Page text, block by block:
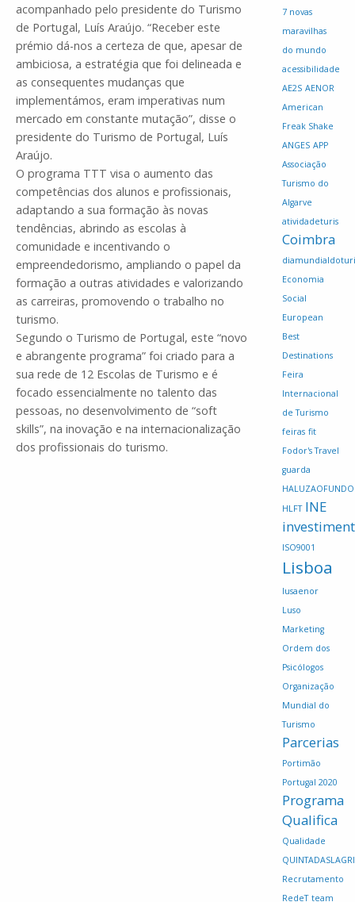
acompanhado pelo presidente do Turismo
de Portugal, Luís Araújo. “Receber este
prémio dá-nos a certeza de que, apesar de
ambiciosa, a estratégia que foi delineada e
as consequentes mudanças que
implementámos, eram imperativas num
mercado em constante mutação”, disse o
presidente do Turismo de Portugal, Luís
Araújo.
O programa TTT visa o aumento das
competências dos alunos e profissionais,
adaptando a sua formação às novas
tendências, abrindo as escolas à
comunidade e incentivando o
empreendedorismo, ampliando o papel da
formação a outras atividades e valorizando
as carreiras, promovendo o trabalho no
turismo.
Segundo o Turismo de Portugal, este “novo
e abrangente programa” foi criado para a
sua rede de 12 Escolas de Turismo e é
focado essencialmente no talento das
pessoas, no desenvolvimento de “soft
skills”, na inovação e na internacionalização
dos profissionais do turismo.
7 novas
maravilhas
do mundo
acessibilidade
AE2S AENOR
American
Freak Shake
ANGES APP
Associação
Turismo do
Algarve
atividadeturis
Coimbra
Economia
Social
European
Best
Destinations
Feira
Internacional
de Turismo
feiras fit
Fodor's Travel
guarda
HLFT INE
ISO9001
Lisboa
lusaenor
Luso
Marketing
Ordem dos
Psicólogos
Organização
Mundial do
Turismo
Parcerias
Portimão
Portugal 2020
Programa
Qualifica
Qualidade
Recrutamento
RedeT team